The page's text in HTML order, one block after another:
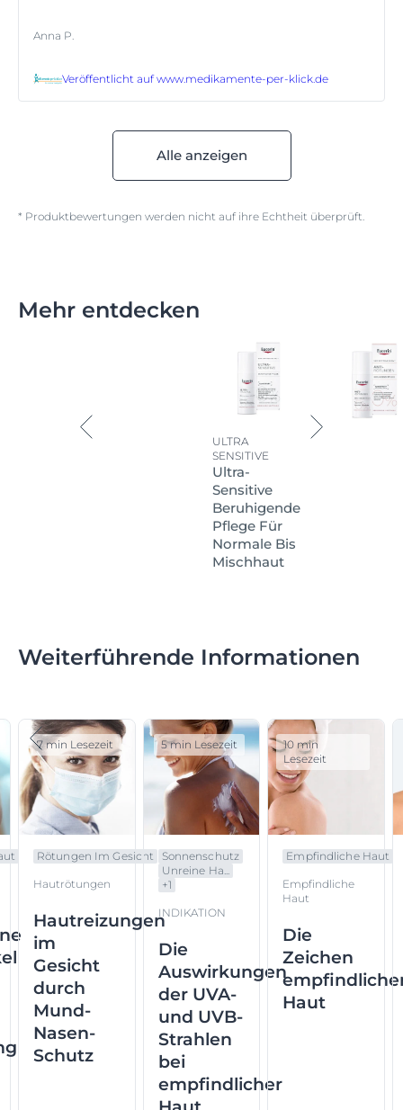
Anna P.
Veröffentlicht auf www.medikamente-per-klick.de
Alle anzeigen
* Produktbewertungen werden nicht auf ihre Echtheit überprüft.
Mehr entdecken
ULTRA
SENSITIVE
Ultra-
Sensitive
Beruhigende
Pflege Für
Normale Bis
Mischhaut
Weiterführende Informationen
Rötungen Im Gesicht
Hautrötungen
Hautreizungen
im
Gesicht
durch
Mund-
Nasen-
Schutz
7 min Lesezeit
Sonnenschutz
Unreine Ha...
+1
INDIKATION
Die
Auswirkungen
der UVA-
und UVB-
Strahlen
bei
empfindlicher
5 min Lesezeit
Empfindliche Haut
Empfindliche
Haut
Die
Zeichen
Haut
10 min
Lesezeit